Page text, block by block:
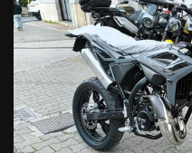
Nuovo cambio con
per una guida ancora più
Nuovo sistema di
normativa Euro 5.
Nuova scatola filtro.
è sviluppata per migliorare il
conformità con le normative